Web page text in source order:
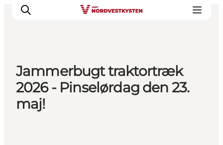
Urlaubsorte
Inspiration
Events
Jammerbugt traktortræk
2026 - Pinselørdag den 23.
maj!